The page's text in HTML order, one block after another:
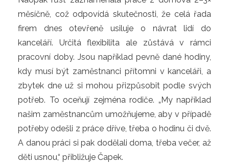
měsíčně, což odpovídá skutečnosti, že celá řada
firem dnes otevřeně usiluje o návrat lidí do
kanceláří. Určitá flexibilita ale zůstává v rámci
pracovní doby. Jsou například pevně dané hodiny,
kdy musí být zaměstnanci přítomni v kanceláři, a
zbytek dne už si mohou přizpůsobit podle svých
potřeb. To oceňují zejména rodiče. „My například
našim zaměstnancům umožňujeme, aby v případě
potřeby odešli z práce dříve, třeba o hodinu či dvě.
A danou práci si pak dodělali doma, třeba večer, až
děti usnou,“ přibližuje Čapek.